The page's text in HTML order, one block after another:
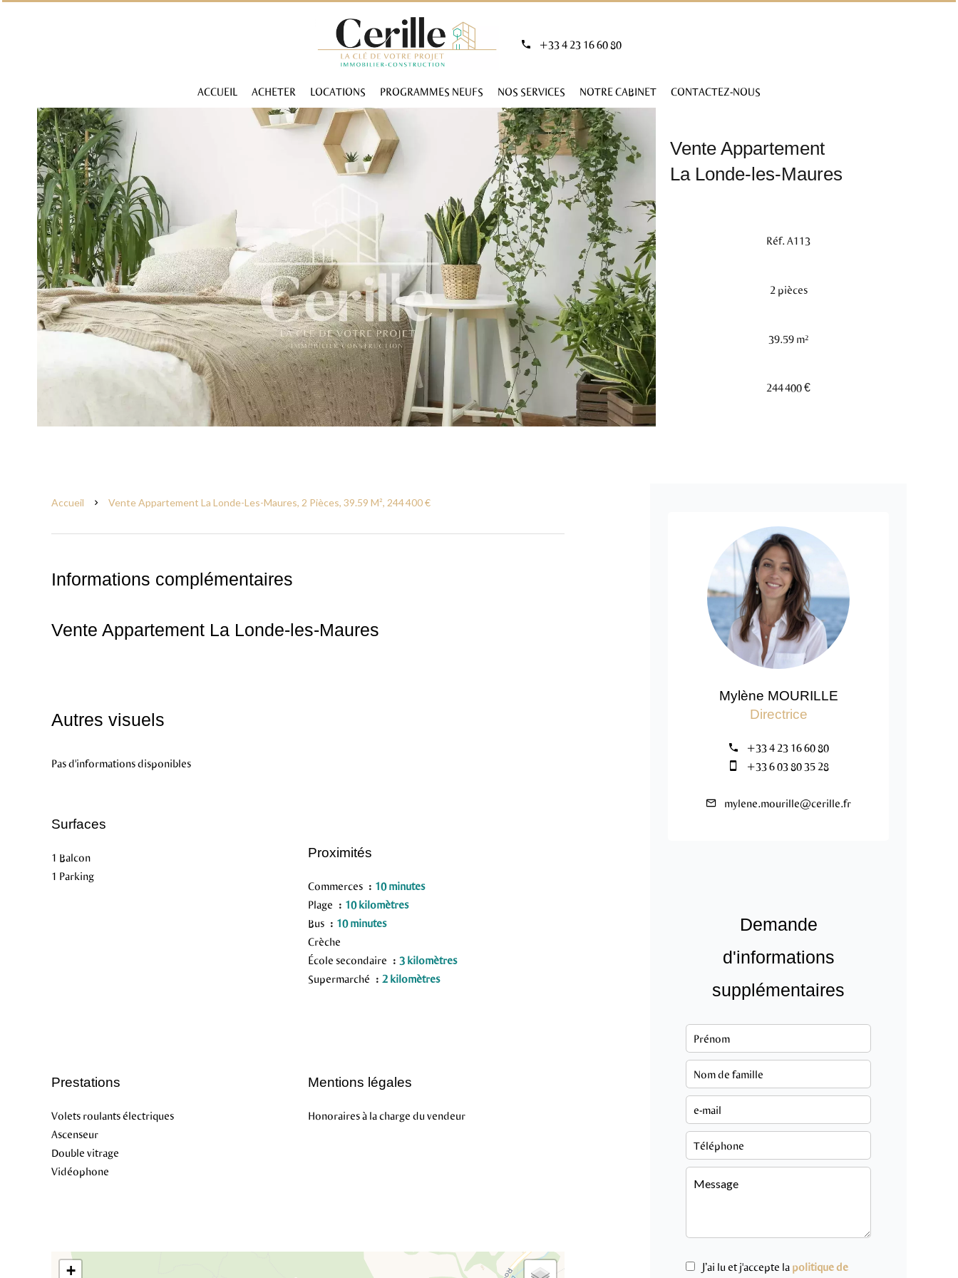
+33 4 23 16 60 80
ACCUEIL ACHETER LOCATIONS PROGRAMMES NEUFS NOS SERVICES NOTRE CABINET CONTACTEZ-NOUS
Vente Appartement
La Londe-les-Maures
Réf. A113
2 pièces
39.59 m²
244 400 €
Accueil Vente Appartement La Londe-Les-Maures, 2 Pièces, 39.59 M², 244 400 €
Informations complémentaires
Vente Appartement La Londe-les-Maures
Autres visuels
Pas d'informations disponibles
Surfaces
1 Balcon
1 Parking
Proximités
Commerces
10 minutes
Plage
10 kilomètres
Bus
10 minutes
Crèche
École secondaire
3 kilomètres
Supermarché
2 kilomètres
Prestations
Volets roulants électriques
Ascenseur
Double vitrage
Vidéophone
Mentions légales
Honoraires à la charge du vendeur
+
Mylène MOURILLE
Directrice
+33 4 23 16 60 80
+33 6 03 80 35 28
mylene.mourille@cerille.fr
Demande
d'informations
supplémentaires
J’ai lu et j'accepte la politique de